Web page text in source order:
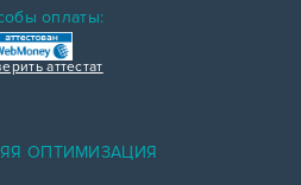
оплаты:
аттестат
ОПТИМИЗАЦИЯ